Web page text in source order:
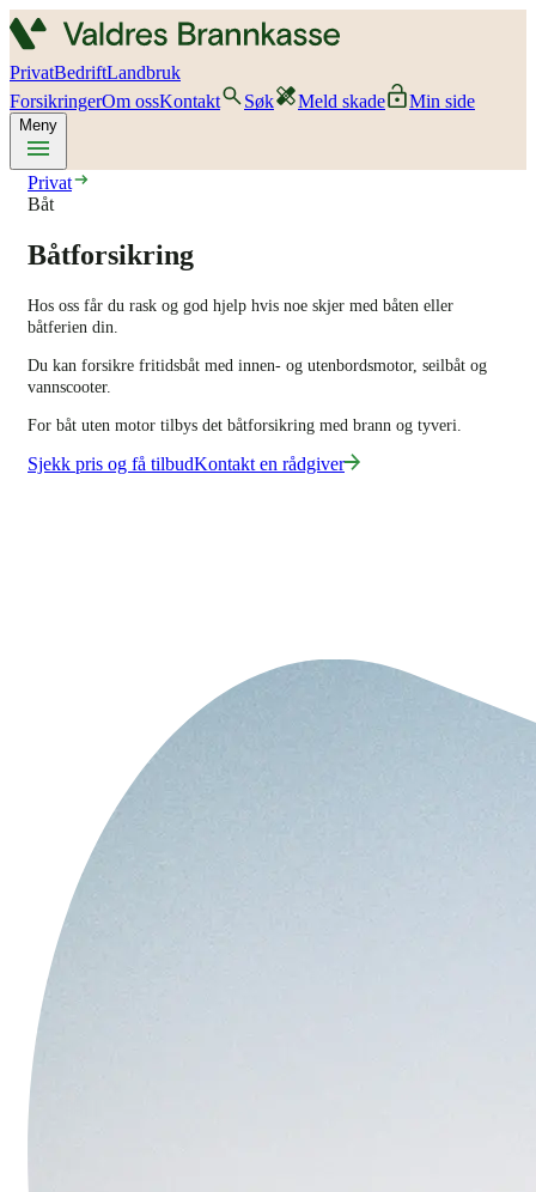
PrivatBedriftLandbruk
ForsikringerOm ossKontakt Søk Meld skade Min side
Meny
Privat
Båt
Båtforsikring
Hos oss får du rask og god hjelp hvis noe skjer med båten eller
båtferien din.
Du kan forsikre fritidsbåt med innen- og utenbordsmotor, seilbåt og
vannscooter.
For båt uten motor tilbys det båtforsikring med brann og tyveri.
Sjekk pris og få tilbudKontakt en rådgiver